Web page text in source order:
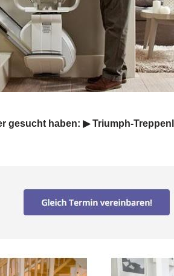
haben: ▶︎ Triumph-